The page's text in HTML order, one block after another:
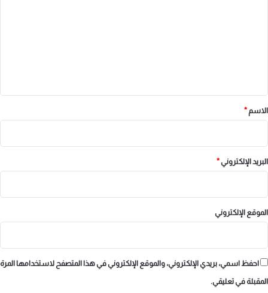
*
الاسم *
البريد الإلكتروني*
الموقع الإلكتروني
احفظ اسمي، بريدي الإلكتروني، والموقع الإلكتروني في هذا المتصفح لاستخدامها المرة
المقبلة في تعليقي.